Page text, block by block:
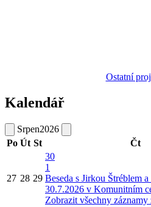
Ostatní
Kalendář
Srpen2026
Po Út St Čt
27 28 29
30
1
Beseda s Jirkou Štréblem
30.7.2026 v Komunitním
Zobrazit všechny záznamy